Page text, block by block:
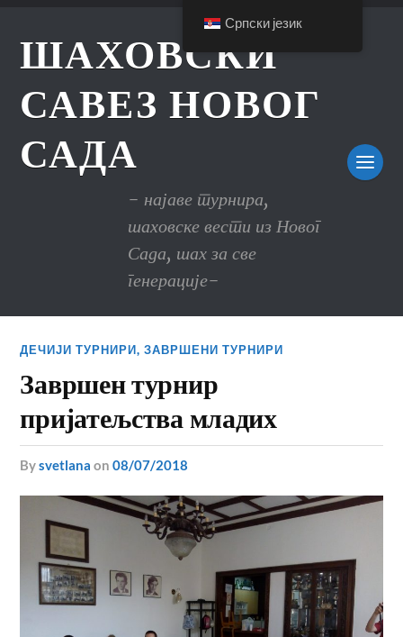
ШАХОВСКИ
САВЕЗ НОВОГ
САДА
- најаве турнира,
шаховске вести из Новог
Сада, шах за све
генерације-
ДЕЧИЈИ ТУРНИРИ,ЗАВРШЕНИ ТУРНИРИ
Завршен турнир
пријатељства младих
bysvetlana on08/07/2018
Српски језик